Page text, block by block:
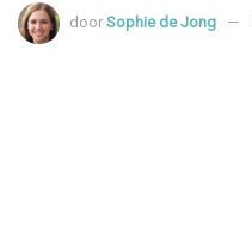
door Sophie de Jong